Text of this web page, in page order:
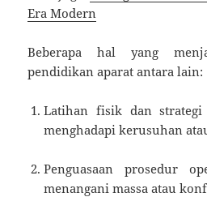
Era Modern
Beberapa hal yang
pendidikan aparat antara lain:
Latihan fisik dan
menghadapi kerusuhan
Penguasaan prosedur
menangani massa atau